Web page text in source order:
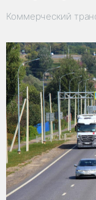
Коммерческий